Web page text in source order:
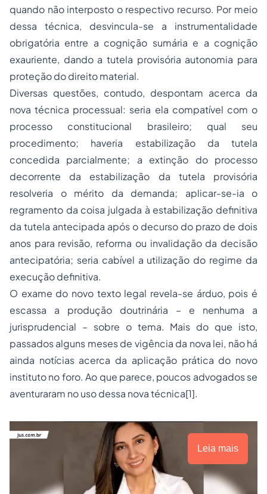
quando não interposto o respectivo recurso. Por meio
dessa técnica, desvincula-se a instrumentalidade
obrigatória entre a cognição sumária e a cognição
exauriente, dando a tutela provisória autonomia para
proteção do direito material.
Diversas questões, contudo, despontam acerca da
nova técnica processual: seria ela compatível com o
processo constitucional brasileiro; qual seu
procedimento; haveria estabilização da tutela
concedida parcialmente; a extinção do processo
decorrente da estabilização da tutela provisória
resolveria o mérito da demanda; aplicar-se-ia o
regramento da coisa julgada à estabilização definitiva
da tutela antecipada após o decurso do prazo de dois
anos para revisão, reforma ou invalidação da decisão
antecipatória; seria cabível a utilização do regime da
execução definitiva.
O exame do novo texto legal revela-se árduo, pois é
escassa a produção doutrinária – e nenhuma a
jurisprudencial – sobre o tema. Mais do que isto,
passados alguns meses de vigência da nova lei, não há
ainda notícias acerca da aplicação prática do novo
instituto no foro. Ao que parece, poucos advogados se
aventuraram no uso dessa nova técnica[1].
Leia mais